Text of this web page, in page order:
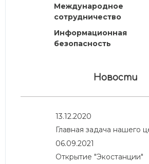
Международное
сотрудничество
Информационная
безопасность
Новости
13.12.2020
Главная задача нашего
06.09.2021
Открытие "Экостанции"